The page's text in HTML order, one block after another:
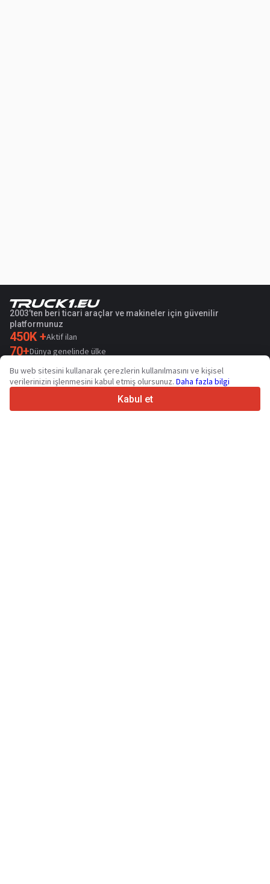
2003’ten beri ticari araçlar ve makineler için güvenilir
platformunuz
450K +Aktif ilan
70+Dünya genelinde ülke
36 Desteklenen dil
4.7/5
Bu web sitesini kullanarak çerezlerin kullanılmasını ve kişisel
verilerinizin işlenmesini kabul etmiş olursunuz. Daha fazla bilgi
Kabul et